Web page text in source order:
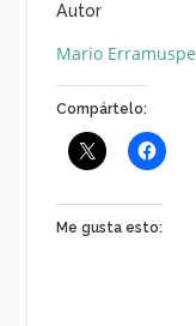
Autor
Mario Erramuspe
Compártelo:
Me gusta esto: